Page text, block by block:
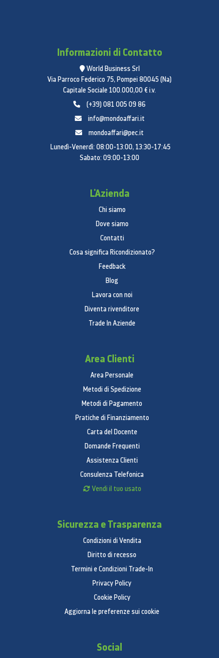
Informazioni di Contatto
World Business Srl
Via Parroco Federico 75, Pompei 80045 (Na)
Capitale Sociale 100.000,00 € i.v.
(+39) 081 005 09 86
info@mondoaffari.it
mondoaffari@pec.it
Lunedì-Venerdì: 08:00-13:00, 13:30-17:45
Sabato: 09:00-13:00
L'Azienda
Chi siamo
Dove siamo
Contatti
Cosa significa Ricondizionato?
Feedback
Blog
Lavora con noi
Diventa rivenditore
Trade In Aziende
Area Clienti
Area Personale
Metodi di Spedizione
Metodi di Pagamento
Pratiche di Finanziamento
Carta del Docente
Domande Frequenti
Assistenza Clienti
Consulenza Telefonica
Vendi il tuo usato
Sicurezza e Trasparenza
Condizioni di Vendita
Diritto di recesso
Termini e Condizioni Trade-In
Privacy Policy
Cookie Policy
Aggiorna le preferenze sui cookie
Social